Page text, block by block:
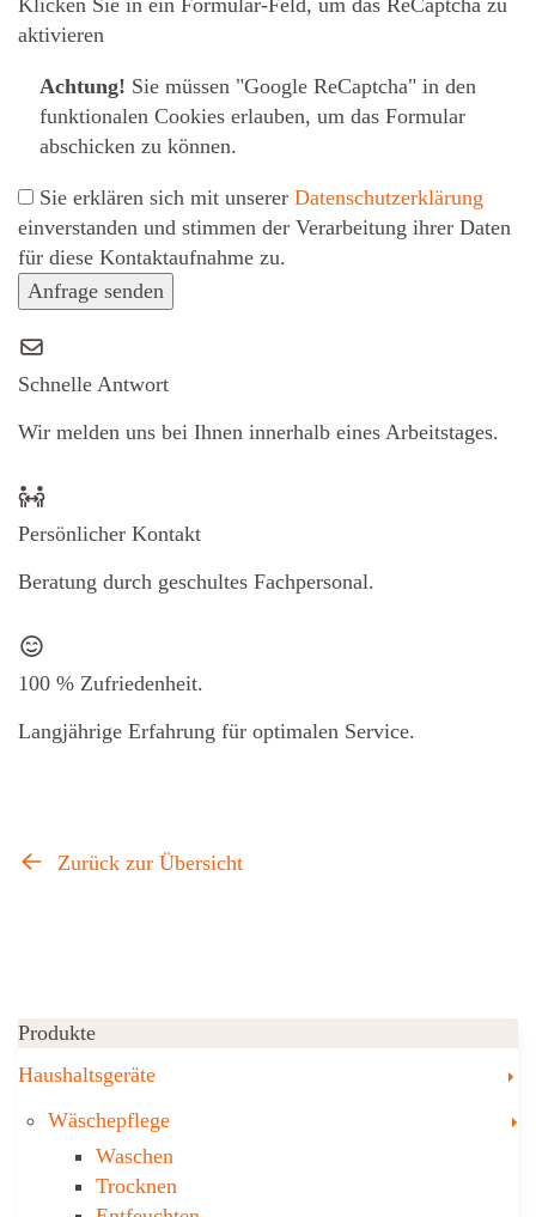
aktivieren
Achtung! Sie müssen "Google ReCaptcha" in den
funktionalen Cookies erlauben, um das Formular
abschicken zu können.
Sie erklären sich mit unserer Datenschutzerklärung
ein­ver­standen und stimmen der Verarbeitung ihrer Daten
für diese Kontaktaufnahme zu.
Anfrage senden
Schnelle Antwort
Wir melden uns bei Ihnen innerhalb eines Arbeitstages.
Persönlicher Kontakt
Beratung durch geschultes Fachpersonal.
100 % Zufriedenheit.
Langjährige Erfahrung für optimalen Service.
Zurück zur Übersicht
Produkte
Haushaltsgeräte
Wäschepflege
Waschen
Trocknen